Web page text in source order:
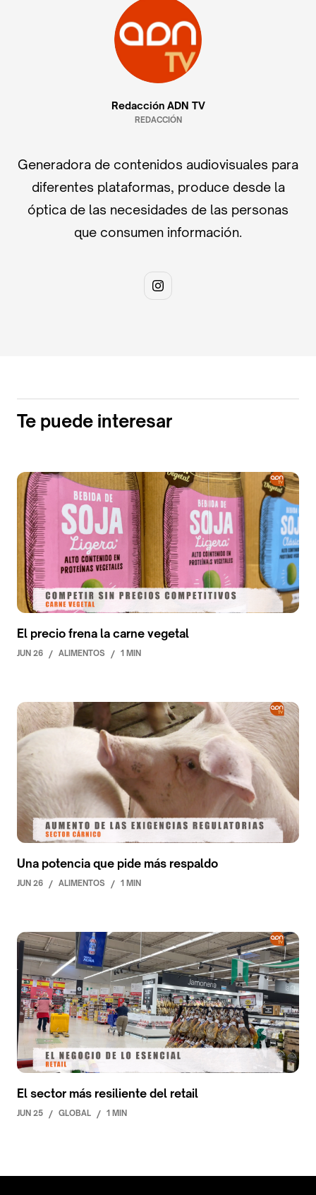
Redacción ADN TV
REDACCIÓN
Generadora de contenidos audiovisuales para
diferentes plataformas, produce desde la
óptica de las necesidades de las personas
que consumen información.
Te puede interesar
El precio frena la carne vegetal
JUN 26 / ALIMENTOS / 1 MIN
Una potencia que pide más respaldo
JUN 26 / ALIMENTOS / 1 MIN
El sector más resiliente del retail
JUN 25 / GLOBAL / 1 MIN